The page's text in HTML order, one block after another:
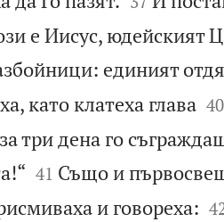
е Иисус, юдейският
единият
като клатеха глава
40
три дена го

41 Също и
и говореха: